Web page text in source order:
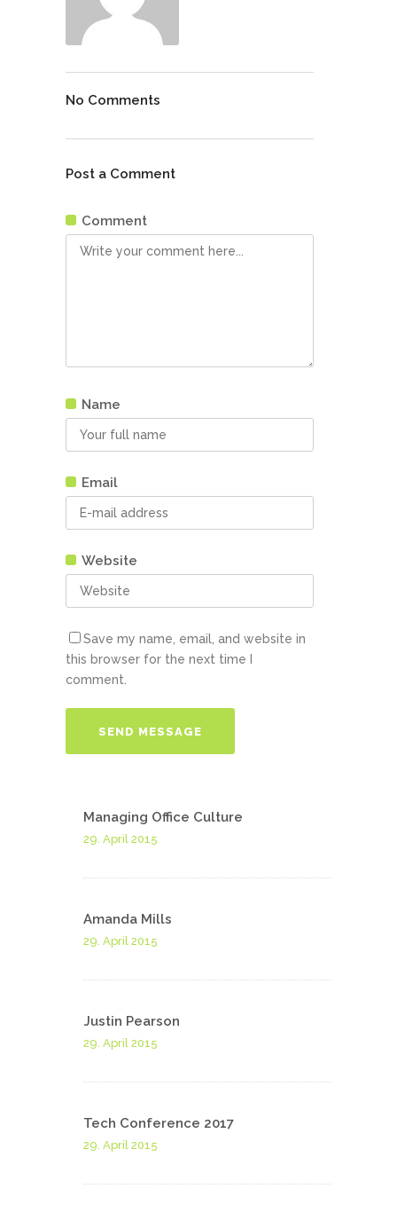
No Comments
Post a Comment
Comment
Name
Email
Website
Save my name, email, and website in
this browser for the next time I
comment.
Managing Office Culture
29. April 2015
Amanda Mills
29. April 2015
Justin Pearson
29. April 2015
Tech Conference 2017
29. April 2015